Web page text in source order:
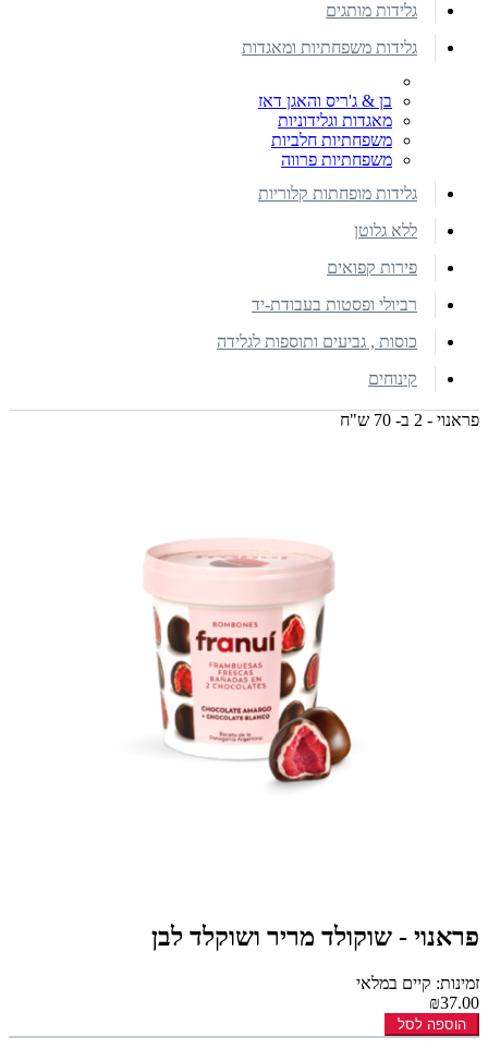
גלידות מותגים
גלידות משפחתיות ומאגדות
בן & ג'ריס והאגן דאז
מאגדות וגלידוניות
משפחתיות חלביות
משפחתיות פרווה
גלידות מופחתות קלוריות
ללא גלוטן
פירות קפואים
רביולי ופסטות בעבודת-יד
כוסות , גביעים ותוספות לגלידה
קינוחים
פראנוי - 2 ב- 70 ש"ח
פראנוי - שוקולד מריר ושוקלד לבן
זמינות: קיים במלאי
₪37.00
הוספה לסל